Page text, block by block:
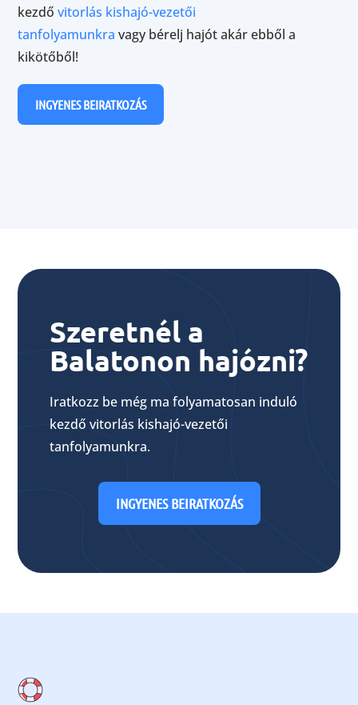
kezdővitorlás kishajó-vezetői
tanfolyamunkra vagy bérelj hajót akár ebből a
kikötőből!
INGYENES BEIRATKOZÁS
Szeretnél a
Balatonon hajózni?
Iratkozz be még ma folyamatosan induló
kezdő vitorlás kishajó-vezetői
tanfolyamunkra.
INGYENES BEIRATKOZÁS